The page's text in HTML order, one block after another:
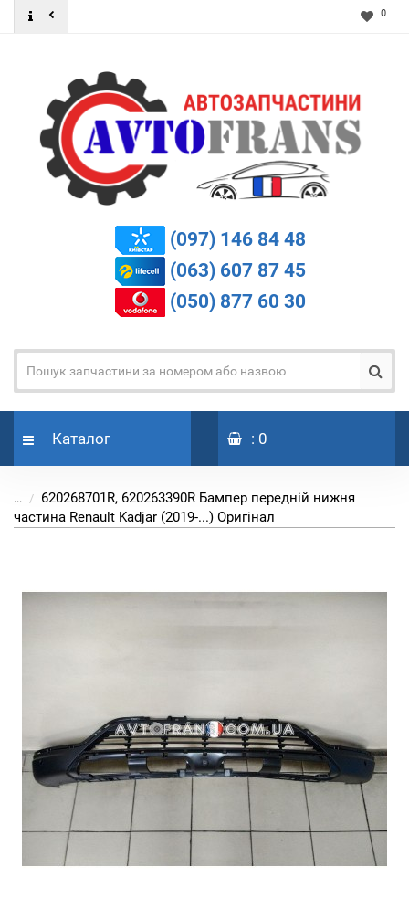
0
(097) 146 84 48
(063) 607 87 45
(050) 877 60 30
Каталог : 0
...
620268701R, 620263390R Бампер передній нижня
частина Renault Kadjar (2019-...) Оригінал